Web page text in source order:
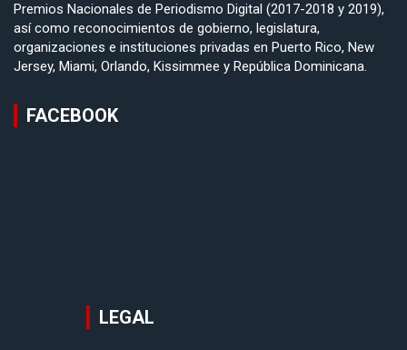
Premios Nacionales de Periodismo Digital (2017-2018 y 2019),
así como reconocimientos de gobierno, legislatura,
organizaciones e instituciones privadas en Puerto Rico, New
Jersey, Miami, Orlando, Kissimmee y República Dominicana.
FACEBOOK
LEGAL